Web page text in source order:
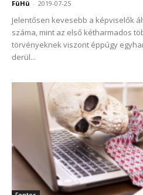
FüHü - 2019-07-25
Jelentősen kevesebb a képviselők
száma, mint az első kétharmados
törvényeknek viszont éppúgy
derül...